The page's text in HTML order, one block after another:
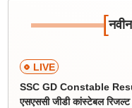
[
LIVE
SSC GD Constable
एसएससी जीडी कांस्टेबल